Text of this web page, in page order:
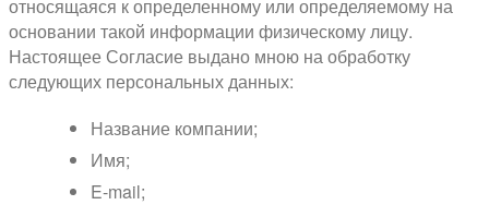
относящаяся к определенному или определяемому на
основании такой информации физическому лицу.
Настоящее Согласие выдано мною на обработку
следующих персональных данных:
Название компании;
Имя;
E-mail;